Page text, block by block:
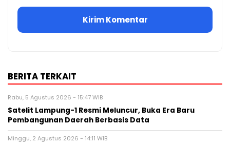
BERITA TERKAIT
Rabu, 5 Agustus 2026 - 15:47 WIB
Satelit Lampung-1 Resmi Meluncur, Buka Era Baru
Pembangunan Daerah Berbasis Data
Minggu, 2 Agustus 2026 - 14:11 WIB